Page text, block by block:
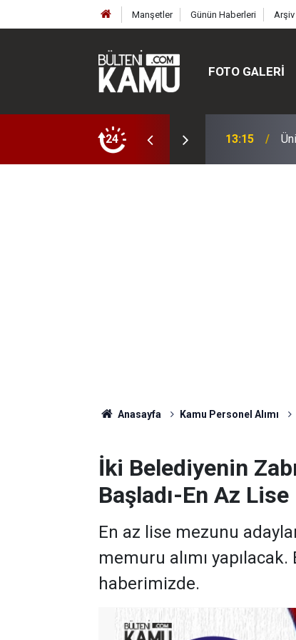
Manşetler Günün Haberleri Arşiv
FOTO GALERI
24
ve enstitüler kuruldu, bazıları kapatıldı 13:00
Anasayfa Kamu Personel Alımı
İki Belediyenin
Başladı-En Az Lise
En az lise mezunu
memuru alımı
haberimizde.